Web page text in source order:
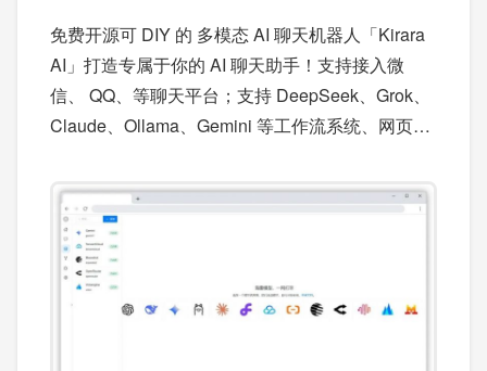
免费开源可 DIY 的 多模态 AI 聊天机器人「Kirara
AI」打造专属于你的 AI 聊天助手！支持接入微
信、 QQ、等聊天平台；支持 DeepSeek、Grok、
Claude、Ollama、Gemini 等工作流系统、网页搜